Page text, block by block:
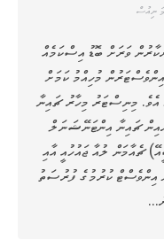
ނިއުސް
ވަރަށް ބޮޑު އިސްކަމެއް
މުހިއްމު ކަމަށް
މިނިސްޓަރު މިހާރު ޗައިނާ
ޗައިނާ އިންޓަނޭޝަނަލް
ޗެއާމަން ލުއާ ޖައުހުއީ އާއި
އިންވެސްޓް ކުރުމުގެ ފުރުސަތު